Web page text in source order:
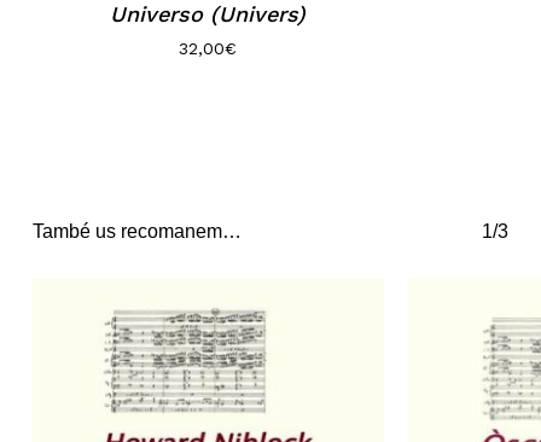
Universo (Univers)
32,00€
També us recomanem… 1/3